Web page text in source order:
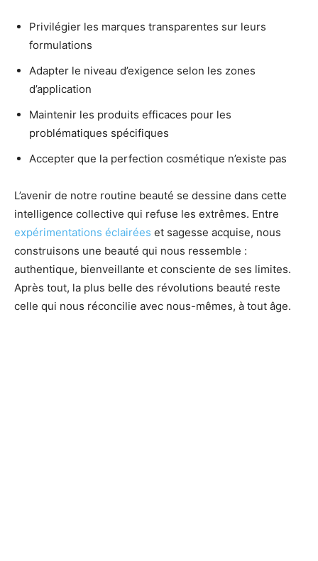
Privilégier les marques transparentes sur leurs
formulations
Adapter le niveau d’exigence selon les zones
d’application
Maintenir les produits efficaces pour les
problématiques spécifiques
Accepter que la perfection cosmétique n’existe pas
L’avenir de notre routine beauté se dessine dans cette
intelligence collective qui refuse les extrêmes. Entre
expérimentations éclairées et sagesse acquise, nous
construisons une beauté qui nous ressemble :
authentique, bienveillante et consciente de ses limites.
Après tout, la plus belle des révolutions beauté reste
celle qui nous réconcilie avec nous-mêmes, à tout âge.